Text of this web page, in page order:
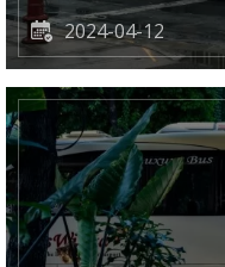
2024-04-12